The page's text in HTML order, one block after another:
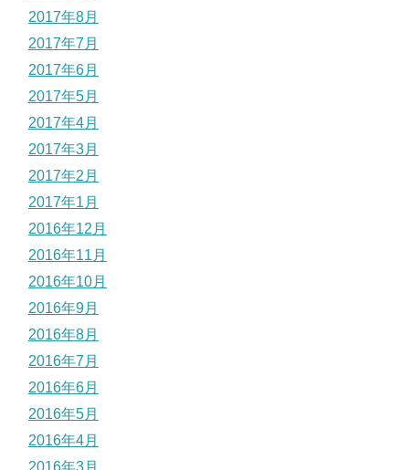
2017年8月
2017年7月
2017年6月
2017年5月
2017年4月
2017年3月
2017年2月
2017年1月
2016年12月
2016年11月
2016年10月
2016年9月
2016年8月
2016年7月
2016年6月
2016年5月
2016年4月
2016年3月